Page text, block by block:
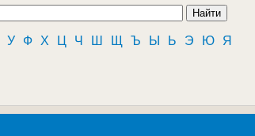
У Ф Х Ц Ч Ш Щ Ъ Ы Ь Э Ю Я